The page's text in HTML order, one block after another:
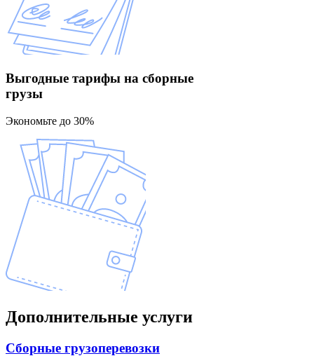
Выгодные тарифы на сборные
грузы
Экономьте до 30%
Дополнительные услуги
Сборные грузоперевозки